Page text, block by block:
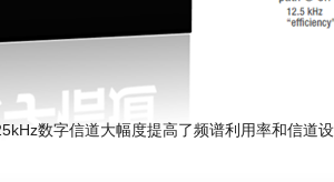
数字信道大幅度提高了频谱利用率和信道